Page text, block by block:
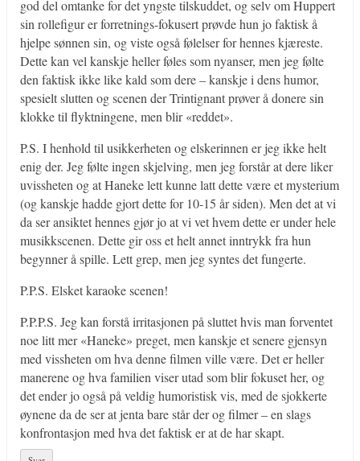
god del omtanke for det yngste tilskuddet, og selv om Huppert
sin rollefigur er forretnings-fokusert prøvde hun jo faktisk å
hjelpe sønnen sin, og viste også følelser for hennes kjæreste.
Dette kan vel kanskje heller føles som nyanser, men jeg følte
den faktisk ikke like kald som dere – kanskje i dens humor,
spesielt slutten og scenen der Trintignant prøver å donere sin
klokke til flyktningene, men blir «reddet».
P.S. I henhold til usikkerheten og elskerinnen er jeg ikke helt
enig der. Jeg følte ingen skjelving, men jeg forstår at dere liker
uvissheten og at Haneke lett kunne latt dette være et mysterium
(og kanskje hadde gjort dette for 10-15 år siden). Men det at vi
da ser ansiktet hennes gjør jo at vi vet hvem dette er under hele
musikkscenen. Dette gir oss et helt annet inntrykk fra hun
begynner å spille. Lett grep, men jeg syntes det fungerte.
P.P.S. Elsket karaoke scenen!
P.P.P.S. Jeg kan forstå irritasjonen på sluttet hvis man forventet
noe litt mer «Haneke» preget, men kanskje et senere gjensyn
med vissheten om hva denne filmen ville være. Det er heller
manerene og hva familien viser utad som blir fokuset her, og
det ender jo også på veldig humoristisk vis, med de sjokkerte
øynene da de ser at jenta bare står der og filmer – en slags
konfrontasjon med hva det faktisk er at de har skapt.